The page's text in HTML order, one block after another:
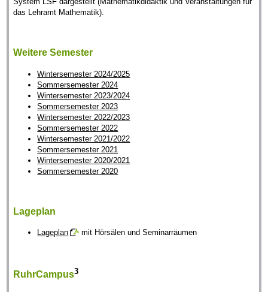
das Lehramt Mathematik).
Weitere Semester
Wintersemester 2024/2025
Sommersemester 2024
Wintersemester 2023/2024
Sommersemester 2023
Wintersemester 2022/2023
Sommersemester 2022
Wintersemester 2021/2022
Sommersemester 2021
Wintersemester 2020/2021
Sommersemester 2020
Lageplan
Lageplan mit Hörsälen und Seminarräumen
RuhrCampus3